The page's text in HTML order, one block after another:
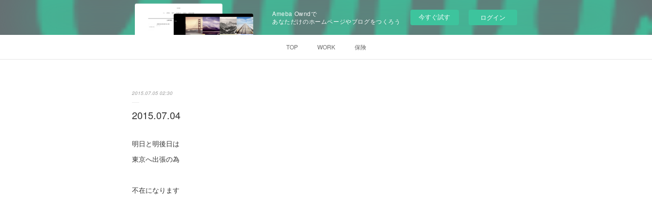
Ameba Owndで
あなただけのホームページやブログをつくろう
今すぐ試す ログイン
TOP WORK 保険
2015.07.05 02:30
2015.07.04
明日と明後日は
東京へ出張の為
不在になります